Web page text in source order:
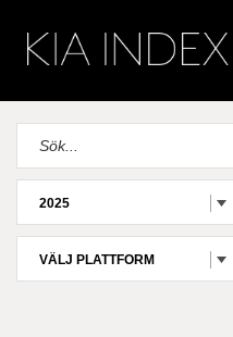
2025
VÄLJ PLATTFORM